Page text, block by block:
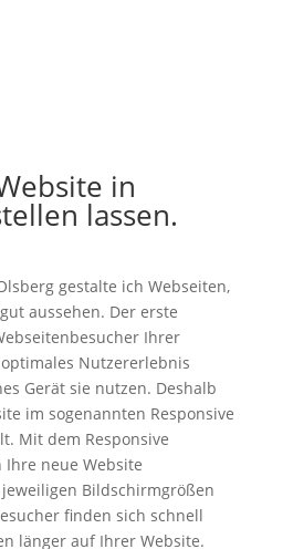
in
lassen.
gestalte ich Webseiten,
aussehen. Der erste
Ihrer
Nutzererlebnis
Gerät sie nutzen. Deshalb
im sogenannten Responsive
Mit dem Responsive
neue Website
Bildschirmgrößen
finden sich schnell
länger auf Ihrer Website.